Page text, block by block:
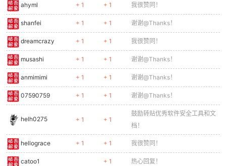
ahyml + 1 + 1 我很赞同！
shanfei + 1 + 1 谢谢@Thanks！
dreamcrazy + 1 + 1 我很赞同！
musashi + 1 + 1 谢谢@Thanks！
anmimimi + 1 + 1 谢谢@Thanks！
07590759 + 1 + 1 谢谢@Thanks！
helh0275 + 1 + 1
鼓励转贴优秀软件安全工具和文
档！
hellograce + 1 + 1 我很赞同！
catoo1 + 1 热心回复！